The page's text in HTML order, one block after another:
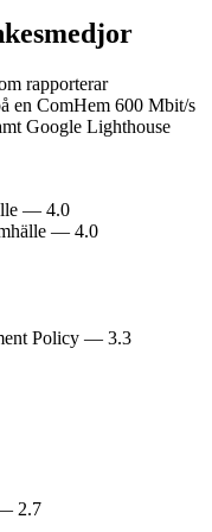
rapporterar
en ComHem 600 Mbit/s
Google Lighthouse
— 4.0
— 4.0
Policy — 3.3
2.7